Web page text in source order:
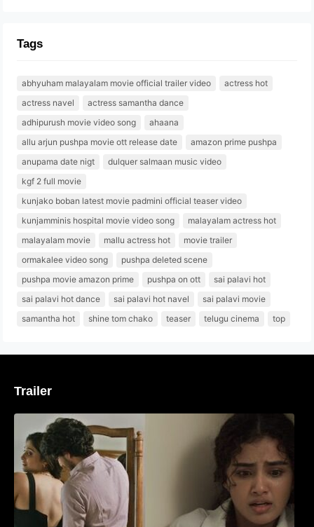
Tags
abhyuham malayalam movie official trailer video
actress hot
actress navel
actress samantha dance
adhipurush movie video song
ahaana
allu arjun pushpa movie ott release date
amazon prime pushpa
anupama date nigt
dulquer salmaan music video
kgf 2 full movie
kunjako boban latest movie padmini official teaser video
kunjamminis hospital movie video song
malayalam actress hot
malayalam movie
mallu actress hot
movie trailer
ormakalee video song
pushpa deleted scene
pushpa movie amazon prime
pushpa on ott
sai palavi hot
sai palavi hot dance
sai palavi hot navel
sai palavi movie
samantha hot
shine tom chako teaser telugu cinema top
Trailer
‘മരീചിക’യുമായി അനുപമ പരമേശ്വരൻ;
മിസ്റ്ററി ത്രില്ലർ ട്രെയിലർ
വൈറലാകുന്നു..